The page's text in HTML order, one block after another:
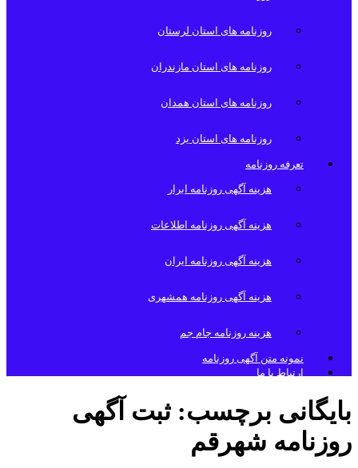
روزنامه های استان لرستان
روزنامه های استان مازندران
روزنامه های استان همدان
روزنامه های استان یزد
تعرفه روزنامه
هزینه آگهی روزنامه ابرار
هزینه آگهی روزنامه اطلاعات
هزینه آگهی روزنامه ایران
هزینه آگهی روزنامه همشهری
هزینه روزنامه جام جم
نمونه متن آگهی روزنامه
ارتباط با ما
بایگانی برچسب:ثبت آگهی
روزنامه شهرقم